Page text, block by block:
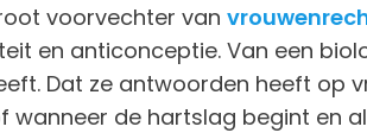
voorvechter van
en anticonceptie. Van een
Dat ze antwoorden heeft op
wanneer de hartslag begint en